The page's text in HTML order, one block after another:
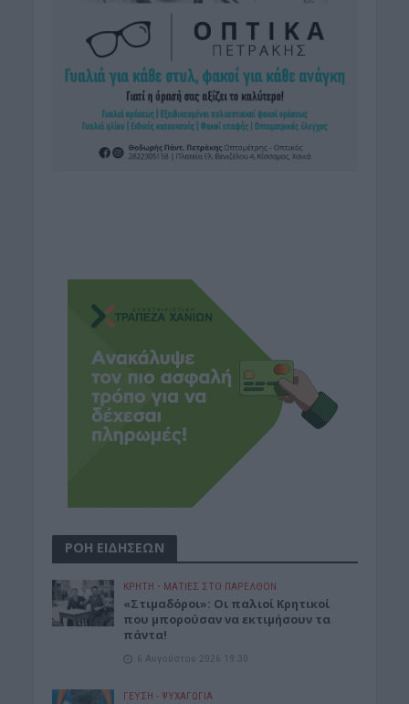
ΡΟΗ ΕΙΔΗΣΕΩΝ
ΚΡΗΤΗ • ΜΑΤΙΕΣ ΣΤΟ ΠΑΡΕΛΘΟΝ
«Στιμαδόροι»: Οι παλιοί Κρητικοί
που μπορούσαν να εκτιμήσουν τα
πάντα!
6 Αυγούστου 2026 19:30
ΓΕΎΣΗ - ΨΥΧΑΓΩΓΊΑ